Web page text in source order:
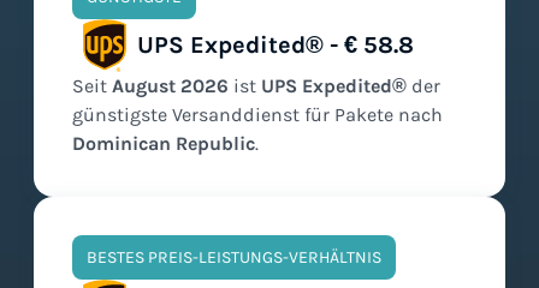
UPS Expedited® - € 58.8
Seit August 2026 ist UPS Expedited® der
günstigste Versanddienst für Pakete nach
Dominican Republic.
BESTES PREIS-LEISTUNGS-VERHÄLTNIS